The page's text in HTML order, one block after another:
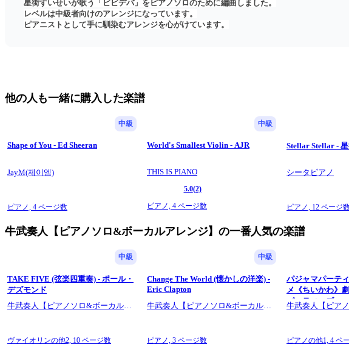
星街すいせいが歌う「ビビデバ」をピアノソロのために編曲しました。
レベルは中級者向けのアレンジになっています。
ピアニストとして手に馴染むアレンジを心がけています。
他の人も一緒に購入した楽譜
中級
Shape of You - Ed Sheeran
JayM(제이엠)
ピアノ, 4 ページ数
中級
World's Smallest Violin - AJR
THIS IS PIANO
5.0(2)
ピアノ,4 ページ数
Stellar Stellar -
シータピアノ
ピアノ, 12 ページ
牛武奏人【ピアノソロ&ボーカルアレンジ】の一番人気の楽譜
中級
TAKE FIVE (弦楽四重奏) - ポール・
デズモンド
牛武奏人【ピアノソロ&ボーカルア
ヴァイオリンの他2, 10 ページ数
中級
Change The World (懐かしの洋楽) -
Eric Clapton
牛武奏人【ピアノソロ&ボーカルア
ピアノ,3 ページ数
パジャマパーテ
メ《ちいかわ》
パーティーズ
牛武奏人【ピア
ピアノの他1,4 ペ